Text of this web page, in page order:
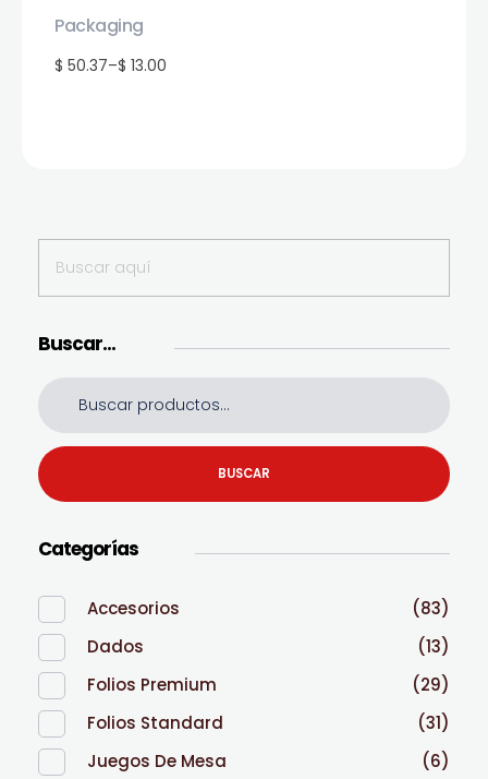
$ 13.00
–
$ 50.37
Packaging
Buscar…
BUSCAR
Categorías
Accesorios
(83)
Dados
(13)
Folios Premium
(29)
Folios Standard
(31)
Juegos De Mesa
(6)